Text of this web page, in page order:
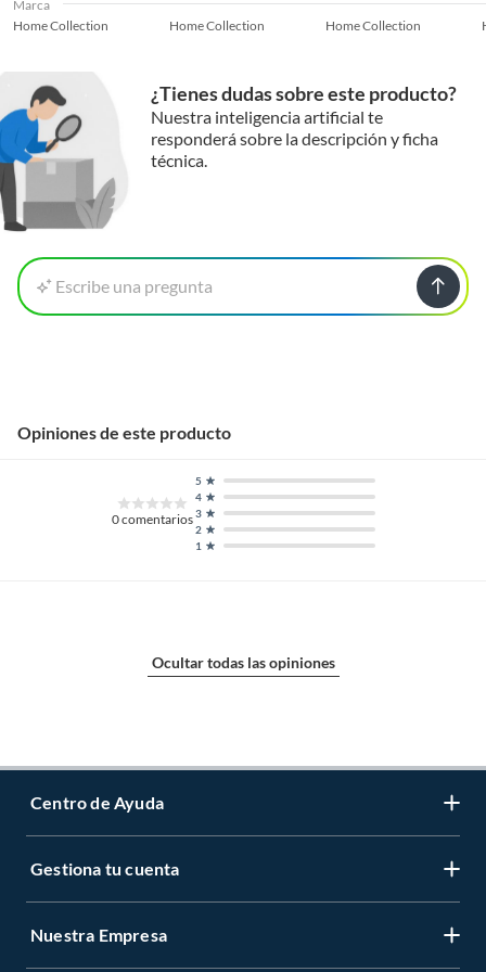
Marca
Home Collection
Home Collection Home Collection
¿Tienes dudas sobre este producto?
Nuestra inteligencia artificial te
responderá sobre la descripción y ficha
técnica.
Escribe una pregunta
Opiniones de este producto
0comentarios
1
2
3
4
5
Ocultar todas las opiniones
Centro de Ayuda
Servicio al Cliente
Gestiona tu cuenta
Gestiona tu cuenta
Nuestra Empresa